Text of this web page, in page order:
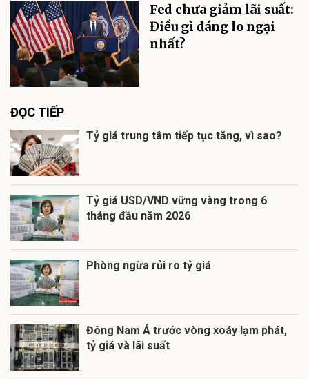
Fed chưa giảm lãi suất:
Điều gì đáng lo ngại
nhất?
ĐỌC TIẾP
Tỷ giá trung tâm tiếp tục tăng, vì sao?
Tỷ giá USD/VND vững vàng trong 6
tháng đầu năm 2026
Phòng ngừa rủi ro tỷ giá
Đông Nam Á trước vòng xoáy lạm phát,
tỷ giá và lãi suất